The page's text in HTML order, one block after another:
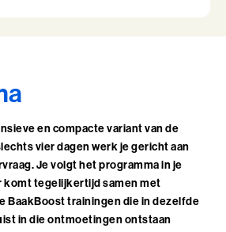
Professionals (BaakBoost)
(BaakBoost)
en compacte variant van de
vier dagen werk je gericht aan
Je volgt het programma in je
komt tegelijkertijd samen met
BaakBoost trainingen die in dezelfde
in die ontmoetingen ontstaan